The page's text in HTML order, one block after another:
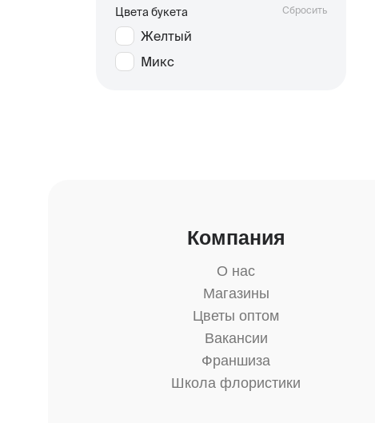
Цвета букета Сбросить
Желтый
Микс
Компания
О нас
Магазины
Цветы оптом
Вакансии
Франшиза
Школа флористики